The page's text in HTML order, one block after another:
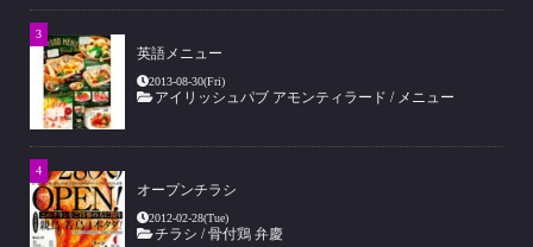
英語メニュー
2013-08-30(Fri)
アイリッシュパブ アモンティラード / メニュー
オープンチラシ
2012-02-28(Tue)
チラシ /骨付鶏 弁慶